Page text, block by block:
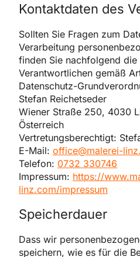
Kontaktdaten des
Sollten Sie Fragen zum
Verarbeitung
finden Sie nachfolgend
Verantwortlichen gemäß
Datenschutz-
Stefan Reichetseder
Wiener Straße 250, 4030
Österreich
Vertretungsberechtigt:
E-Mail: office@malerei-
Telefon: 0732 330746
Impressum: https://
linz.com/impressum
Speicherdauer
Dass wir
speichern, wie es für die